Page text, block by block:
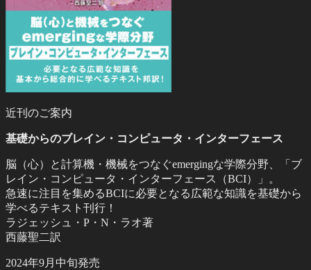
近刊のご案内
基礎からのブレイン・コンピュータ・インターフェース
脳（心）と計算機・機械をつなぐemergingな学際分野、「ブ
レイン・コンピュータ・インターフェース（BCI）」。
急速に注目を集めるBCIに必要となる広範な知識を基礎から
学べるテキスト刊行！
ラジェッシュ・P・N・ラオ著
西藤聖二訳
2024年9月中旬発売